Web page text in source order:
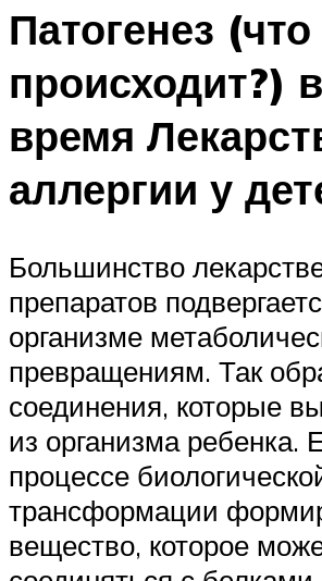
Патогенез (что
происходит?)
время
аллергии у
Большинство
препаратов
организме
превращениям. Так
соединения, которые
из организма ребенка.
процессе
трансформации
вещество, которое